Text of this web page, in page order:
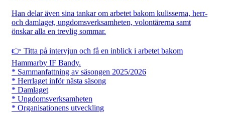
Han delar även sina tankar om arbetet bakom kulisserna, herr-
och damlaget, ungdomsverksamheten, volontärerna samt
önskar alla en trevlig sommar.
👉 Titta på intervjun och få en inblick i arbetet bakom
Hammarby IF Bandy.
* Sammanfattning av säsongen 2025/2026
* Herrlaget inför nästa säsong
* Damlaget
* Ungdomsverksamheten
* Organisationens utveckling